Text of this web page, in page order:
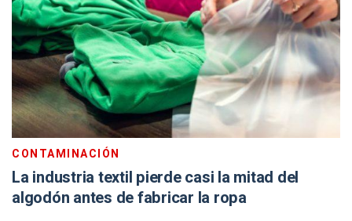
CONTAMINACIÓN
La industria textil pierde casi la mitad del
algodón antes de fabricar la ropa